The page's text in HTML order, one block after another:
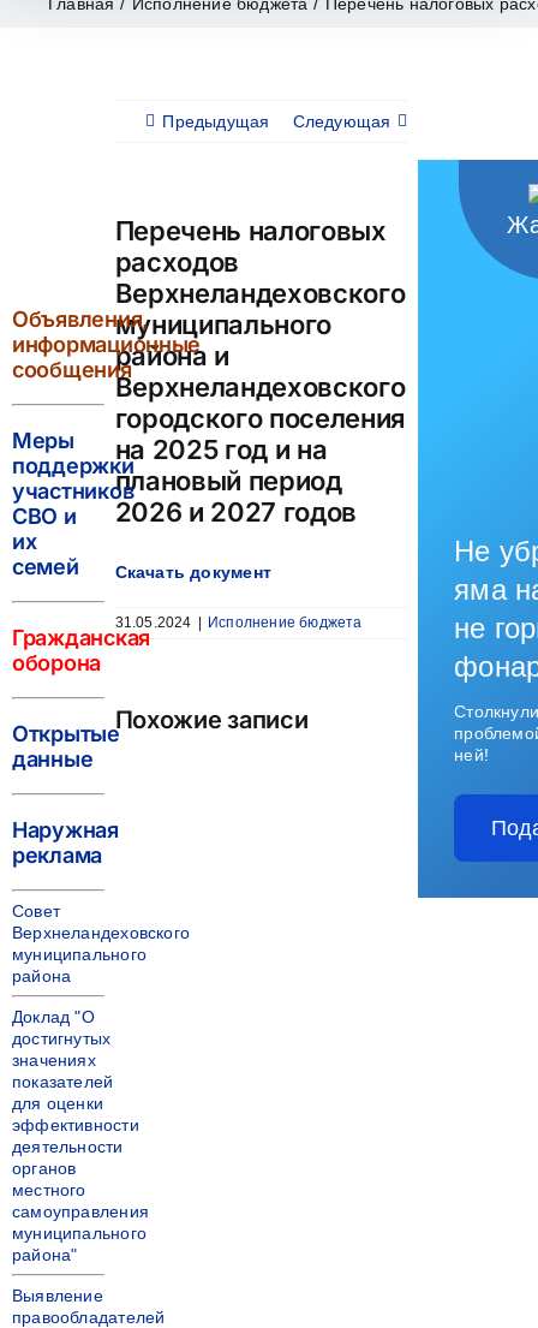
Предыдущая Следующая
Перечень налоговых
расходов
Верхнеландеховского
муниципального
района и
Верхнеландеховского
городского поселения
на 2025 год и на
плановый период
2026 и 2027 годов
Скачать документ
31.05.2024 Исполнение бюджета
Похожие записи
Объявления,
информационные
сообщения
Меры
поддержки
участников
СВО и
их
семей
Гражданская
оборона
Открытые
данные
Наружная
реклама
Совет
Верхнеландеховского
муниципального
района
Доклад "О
достигнутых
значениях
показателей
для оценки
эффективности
деятельности
органов
местного
самоуправления
муниципального
района"
Выявление
правообладателей
Не
яма
не
ней!